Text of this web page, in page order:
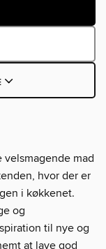
velsmagende mad
hvor der er
i køkkenet.
og
til nye og
at lave god